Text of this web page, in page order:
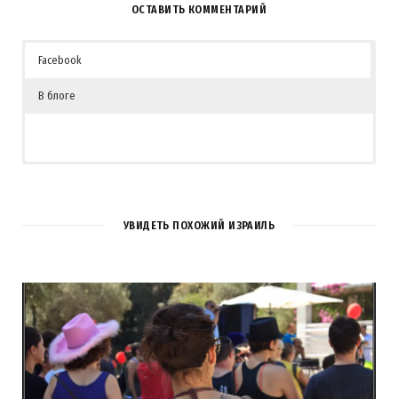
ОСТАВИТЬ КОММЕНТАРИЙ
Facebook
В блоге
1COMMENT
Наталия
13 ЛЕТ AGO
REPLY
Благодарю автора за замечательные фотографии и по-
настоящему художественное восприятие окружающего мира!
УВИДЕТЬ ПОХОЖИЙ ИЗРАИЛЬ